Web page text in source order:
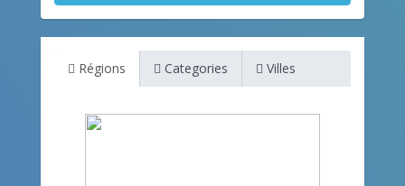
Régions Categories Villes